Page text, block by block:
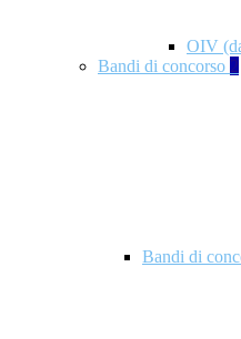
OIV
Bandi di concorso 2
Bandi di